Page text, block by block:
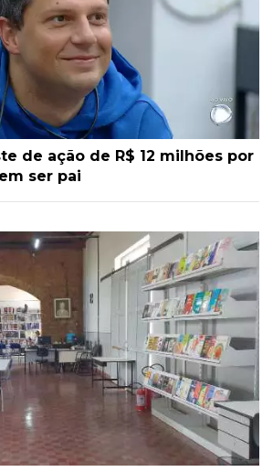
de ação de R$ 12 milhões por
ser pai